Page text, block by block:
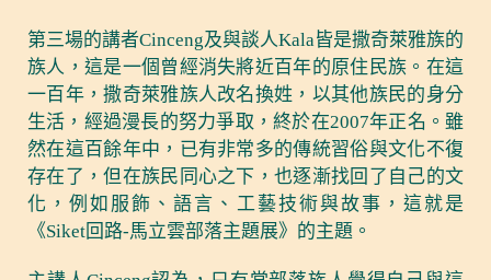
第三場的講者Cinceng及與談人Kala皆是撒奇萊雅族的
族人，這是一個曾經消失將近百年的原住民族。在這
一百年，撒奇萊雅族人改名換姓，以其他族民的身分
生活，經過漫長的努力爭取，終於在2007年正名。雖
然在這百餘年中，已有非常多的傳統習俗與文化不復
存在了，但在族民同心之下，也逐漸找回了自己的文
化，例如服飾、語言、工藝技術與故事，這就是
《Siket回路-馬立雲部落主題展》的主題。